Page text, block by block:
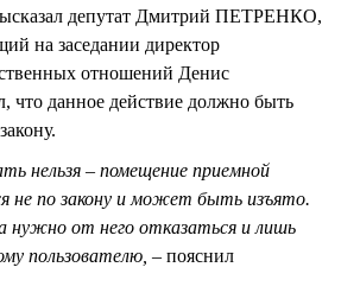
депутат Дмитрий ПЕТРЕНКО,
на заседании директор
отношений Денис
данное действие должно быть
нельзя – помещение приемной
не по закону и может быть изъято.
нужно от него отказаться и лишь
пользователю, – пояснил